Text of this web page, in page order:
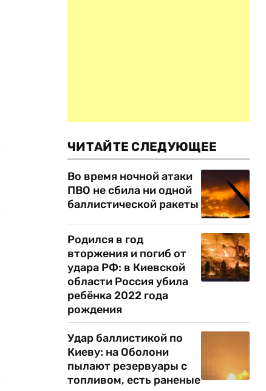
ЧИТАЙТЕ СЛЕДУЮЩЕЕ
Во время ночной атаки
ПВО не сбила ни одной
баллистической ракеты
Родился в год
вторжения и погиб от
удара РФ: в Киевской
области Россия убила
ребёнка 2022 года
рождения
Удар баллистикой по
Киеву: на Оболони
пылают резервуары с
топливом, есть раненые